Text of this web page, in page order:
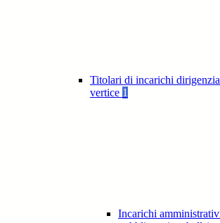
Titolari di incarichi
vertice 1
Incarichi